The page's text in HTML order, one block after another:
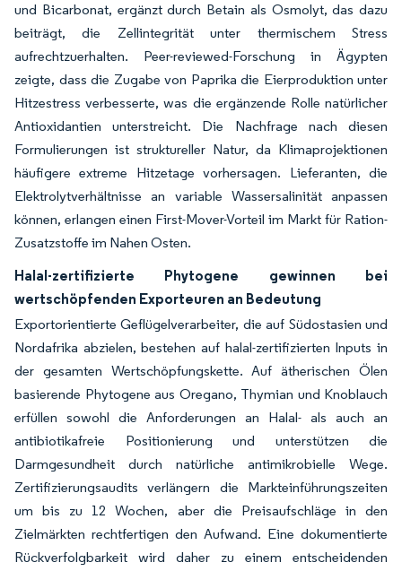
und Bicarbonat, ergänzt durch Betain als Osmolyt, das dazu
beiträgt, die Zellintegrität unter thermischem Stress
aufrechtzuerhalten. Peer-reviewed-Forschung in Ägypten
zeigte, dass die Zugabe von Paprika die Eierproduktion unter
Hitzestress verbesserte, was die ergänzende Rolle natürlicher
Antioxidantien unterstreicht. Die Nachfrage nach diesen
Formulierungen ist struktureller Natur, da Klimaprojektionen
häufigere extreme Hitzetage vorhersagen. Lieferanten, die
Elektrolytverhältnisse an variable Wassersalinität anpassen
können, erlangen einen First-Mover-Vorteil im Markt für Ration-
Zusatzstoffe im Nahen Osten.
Halal-zertifizierte Phytogene gewinnen bei
wertschöpfenden Exporteuren an Bedeutung
Exportorientierte Geflügelverarbeiter, die auf Südostasien und
Nordafrika abzielen, bestehen auf halal-zertifizierten Inputs in
der gesamten Wertschöpfungskette. Auf ätherischen Ölen
basierende Phytogene aus Oregano, Thymian und Knoblauch
erfüllen sowohl die Anforderungen an Halal- als auch an
antibiotikafreie Positionierung und unterstützen die
Darmgesundheit durch natürliche antimikrobielle Wege.
Zertifizierungsaudits verlängern die Markteinführungszeiten
um bis zu 12 Wochen, aber die Preisaufschläge in den
Zielmärkten rechtfertigen den Aufwand. Eine dokumentierte
Rückverfolgbarkeit wird daher zu einem entscheidenden